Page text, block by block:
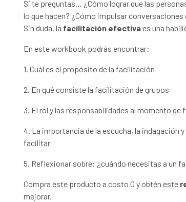
Si te preguntas… ¿Cómo lograr que las
lo que hacen? ¿Cómo impulsar
Sin duda, la facilitación efectivaes una
En este workbook podrás encontrar:
1. Cuál es el propósito de la facilitación
2. En qué consiste la facilitación de grupos
3. El rol y las responsabilidades al momento
4. La importancia de la escucha, la indagación
facilitar
5. Reflexionar sobre: ¿cuándo necesitas a un
Compra este producto a costo 0 y obtén este
mejorar.